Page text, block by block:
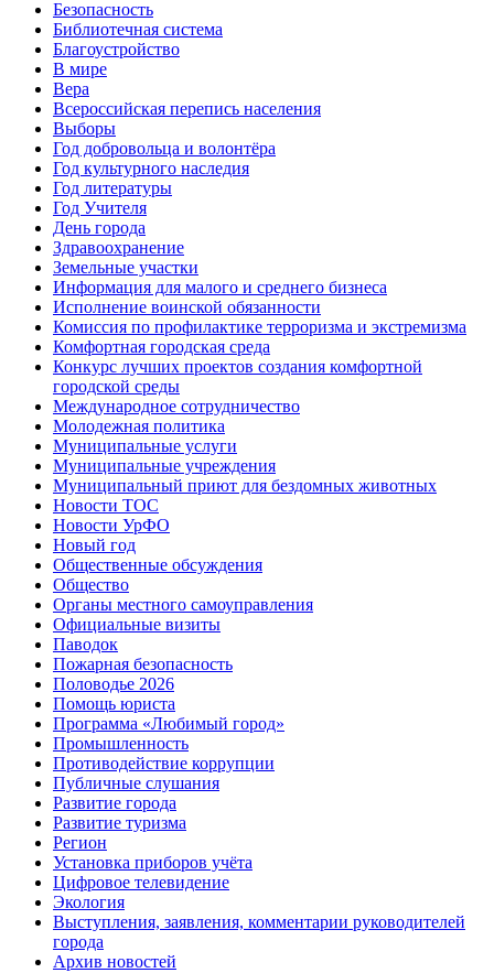
Безопасность
Библиотечная система
Благоустройство
В мире
Вера
Всероссийская перепись населения
Выборы
Год добровольца и волонтёра
Год культурного наследия
Год литературы
Год Учителя
День города
Здравоохранение
Земельные участки
Информация для малого и среднего бизнеса
Исполнение воинской обязанности
Комиссия по профилактике терроризма и экстремизма
Комфортная городская среда
Конкурс лучших проектов создания комфортной
городской среды
Международное сотрудничество
Молодежная политика
Муниципальные услуги
Муниципальные учреждения
Муниципальный приют для бездомных животных
Новости ТОС
Новости УрФО
Новый год
Общественные обсуждения
Общество
Органы местного самоуправления
Официальные визиты
Паводок
Пожарная безопасность
Половодье 2026
Помощь юриста
Программа «Любимый город»
Промышленность
Противодействие коррупции
Публичные слушания
Развитие города
Развитие туризма
Регион
Установка приборов учёта
Цифровое телевидение
Экология
Выступления, заявления, комментарии руководителей
города
Архив новостей